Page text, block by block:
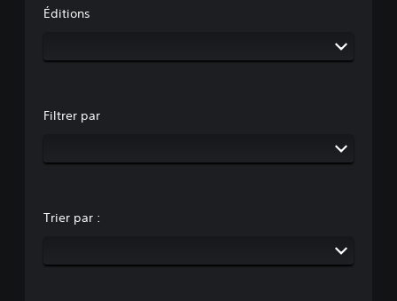
Éditions
Filtrer par
Trier par :